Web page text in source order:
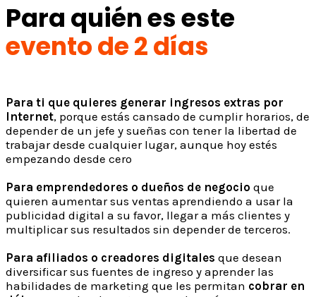
Para quién es este
evento de 2 días
Para ti que quieres generar ingresos extras por
Internet, porque estás cansado de cumplir horarios, de
depender de un jefe y sueñas con tener la libertad de
trabajar desde cualquier lugar, aunque hoy estés
empezando desde cero
Para emprendedores o dueños de negocio que
quieren aumentar sus ventas aprendiendo a usar la
publicidad digital a su favor, llegar a más clientes y
multiplicar sus resultados sin depender de terceros.
Para afiliados o creadores digitales que desean
diversificar sus fuentes de ingreso y aprender las
habilidades de marketing que les permitan cobrar en